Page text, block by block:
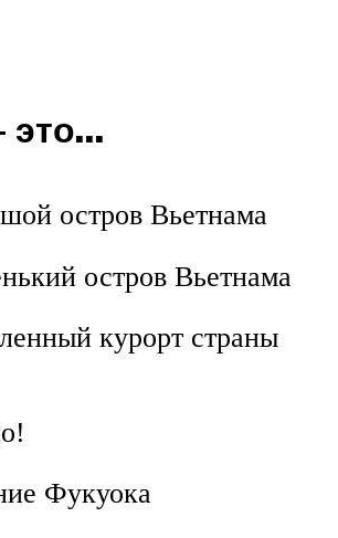
это…
остров Вьетнама
остров Вьетнама
курорт страны
Фукуока